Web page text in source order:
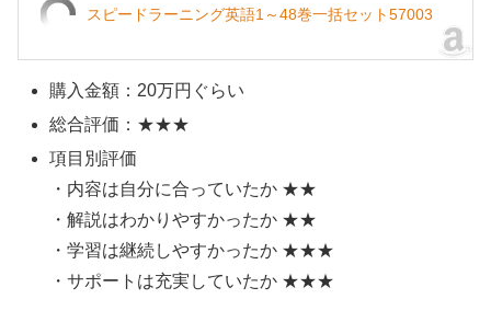
スピードラーニング英語1～48巻一括セット57003
購入金額：20万円ぐらい
総合評価：★★★
項目別評価
・内容は自分に合っていたか ★★
・解説はわかりやすかったか ★★
・学習は継続しやすかったか ★★★
・サポートは充実していたか ★★★